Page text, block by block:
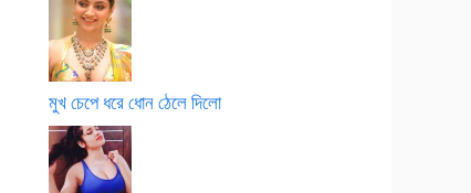
মুখ চেপে ধরে ধোন ঠেলে দিলো